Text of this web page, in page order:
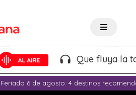
Que fluya la tarde!
Feriado 6 de agosto: 4 destinos